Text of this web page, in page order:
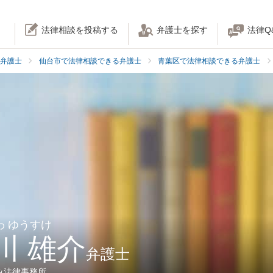
法律相談を投稿する 弁護士を探す 法律
護士 仙台市で法律相談できる弁護士 青葉区で法律相談できる弁護士
ゆうすけ
雄介弁護士